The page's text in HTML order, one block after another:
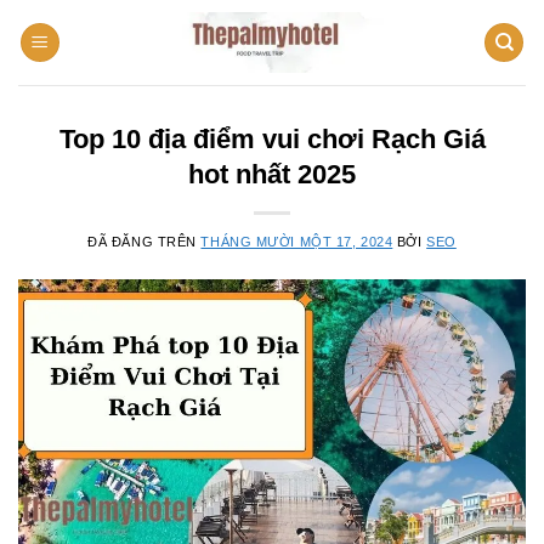
đến
Top 10 địa điểm vui chơi Rạch Giá
hot nhất 2025
ĐÃ ĐĂNG TRÊNTHÁNG MƯỜI MỘT 17, 2024 BỞISEO